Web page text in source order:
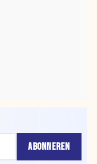
ABONNEREN